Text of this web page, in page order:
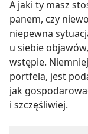
A jaki ty masz
panem, czy
niepewna
u siebie
wstępie.
portfela, jest
jak
i szczęśliwiej.